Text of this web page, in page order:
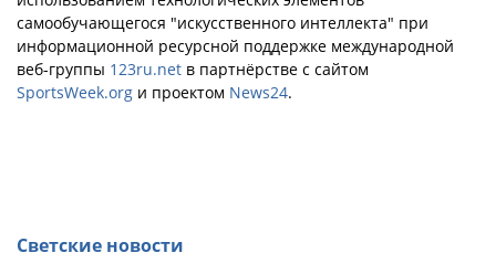
самообучающегося "искусственного интеллекта" при
информационной ресурсной поддержке международной
веб-группы 123ru.net в партнёрстве с сайтом
SportsWeek.org и проектом News24.
Светские новости